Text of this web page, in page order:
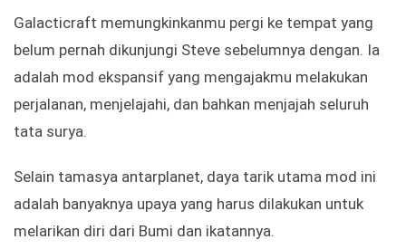
Galacticraft memungkinkanmu pergi ke tempat yang
belum pernah dikunjungi Steve sebelumnya dengan. Ia
adalah mod ekspansif yang mengajakmu melakukan
perjalanan, menjelajahi, dan bahkan menjajah seluruh
tata surya.
Selain tamasya antarplanet, daya tarik utama mod ini
adalah banyaknya upaya yang harus dilakukan untuk
melarikan diri dari Bumi dan ikatannya.